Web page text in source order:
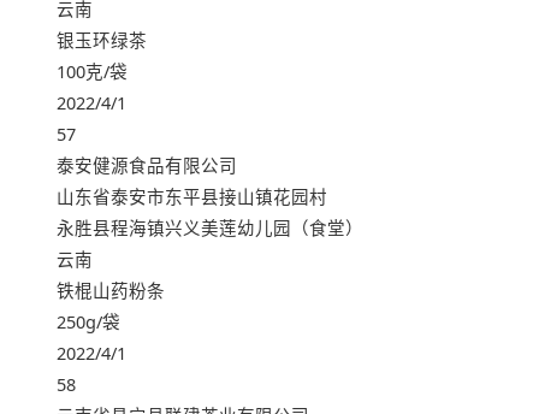
云南
银玉环绿茶
100克/袋
2022/4/1
57
泰安健源食品有限公司
山东省泰安市东平县接山镇花园村
永胜县程海镇兴义美莲幼儿园（食堂）
云南
铁棍山药粉条
250g/袋
2022/4/1
58